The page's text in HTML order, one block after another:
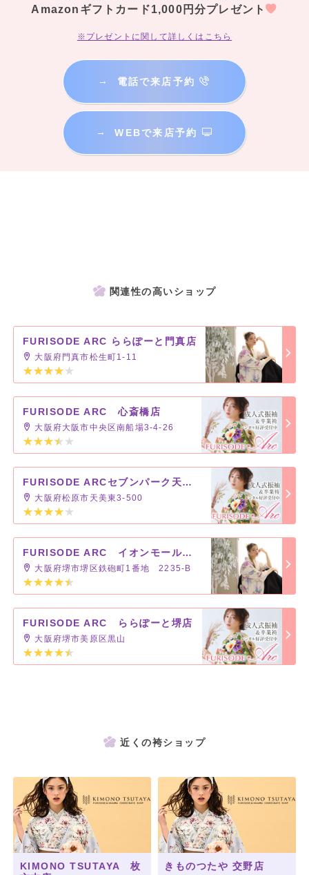
Amazonギフトカード1,000円分プレゼント
※プレゼントに関して詳しくはこちら
→ 電話で来店予約
→ WEBで来店予約
関連性の高いショップ
FURISODE ARC ららぽーと門真店
大阪府門真市松生町1-11
FURISODE ARC 心斎橋店
大阪府大阪市中央区南船場3-4-26
FURISODE ARCセブンパーク天美店
大阪府松原市天美東3-500
FURISODE ARC イオンモール堺鉄砲町店
大阪府堺市堺区鉄砲町1番地 2235-B
FURISODE ARC ららぽーと堺店
大阪府堺市美原区黒山
近くの袴ショップ
KIMONO TSUTAYA 枚
きものつたや 交野店